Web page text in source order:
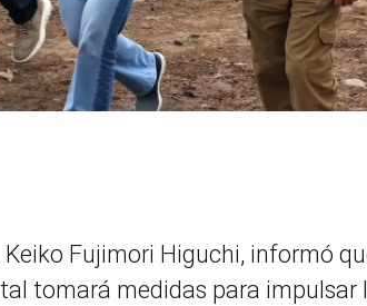
Fujimori Higuchi, informó
tomará medidas para impulsar